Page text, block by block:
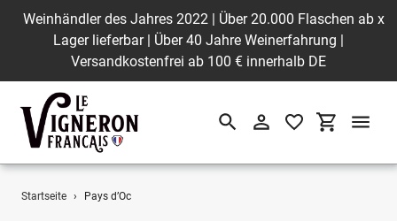
Direkt
Weinhändler des Jahres 2022 | Über 20.000 Flaschen ab
Lager lieferbar | Über 40 Jahre Weinerfahrung |
Versandkostenfrei ab 100 € innerhalb DE
x
SuchenEinloggen
Startseite › Pays d’Oc